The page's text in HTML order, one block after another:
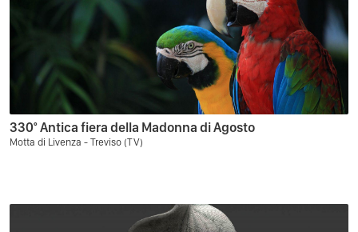
330° Antica fiera della Madonna di Agosto
Motta di Livenza - Treviso (TV)